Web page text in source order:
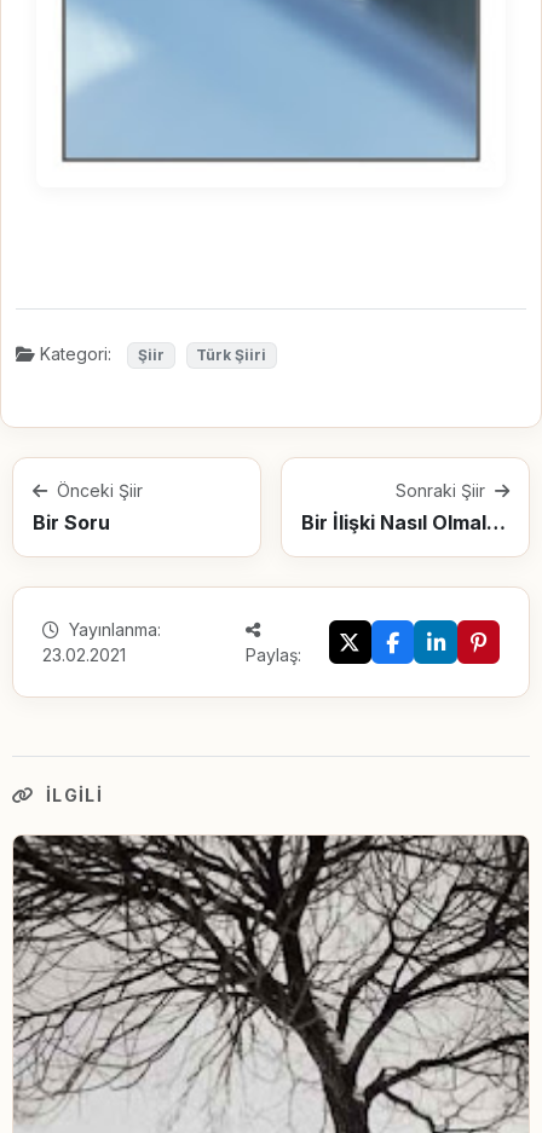
Kategori: Şiir Türk Şiiri
Önceki Şiir
Bir Soru
Sonraki Şiir
Bir İlişki Nasıl Olmalıdır Birinci Manifesto
Yayınlanma:
23.02.2021
Paylaş:
İLGILI